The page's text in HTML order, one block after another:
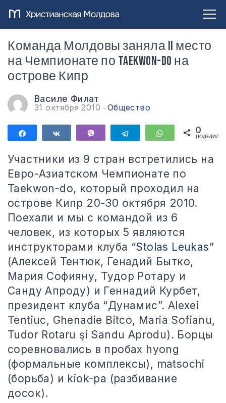
Команда Молдовы заняла II место
на Чемпионате по Taekwon-Do на
острове Кипр
Василе Филат
31 октября 2010 Общество
ПоделитьсяПоделиться Telegram WhatsApp
0
Участники из 9 стран встретились на
Евро-Азиатском Чемпионате по
Taekwon-do, который проходил на
острове Кипр 20-30 октября 2010.
Поехали и мы с командой из 6
человек, из которых 5 являются
инструкторами клуба “Stolas Leukas”
(Алексей Тентюк, Генадий Бытко,
Мария Софияну, Тудор Ротару и
Санду Апроду) и Геннадий Курбет,
президент клуба “Дунамис”. Alexei
Tentiuc, Ghenadie Bitco, Maria Sofianu,
Tudor Rotaru şi Sandu Aprodu). Борцы
соревновались в пробах hyong
(формальные комплексы), matsochi
(борьба) и kiok-pa (разбивание
досок).